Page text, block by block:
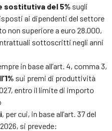
sostitutiva del 5% sugli
ai dipendenti del settore
non superiore a euro 28.000,
sottoscritti negli anni
in base all’art. 4, comma 3,
sui premi di produttività
entro il limite di importo
, per cui, in base all’art. 37 del
si prevede: